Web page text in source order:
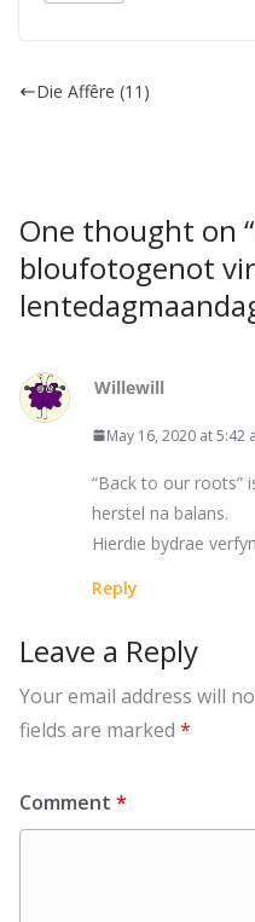
Die Affêre (11)
One thought on “
bloufotogenot vir
Willewill
May 16, 2020 at 5:42
“Back to our roots”
herstel na balans.
Hierdie bydrae
Reply
Leave a Reply
Your email address will
fields are marked *
Comment *